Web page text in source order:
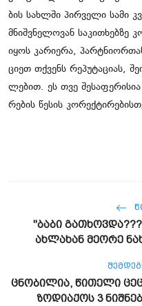
ბის სახ­ლში პირ­ვე­ლი სამი
მნიშ­ვნე­ლო­ვან სა­კი­თხებ­ზე
იყოს კა­რი­ე­რა,
ცი­ეთ თქვენს რე­პუ­ტა­ცი­ას,
ლე­ბით. ეს თვე
რე­ბის წე­სის
"ბაბი
ახლახან მეორე
ცნობილია, წითელი
ზოდიაქოს 3